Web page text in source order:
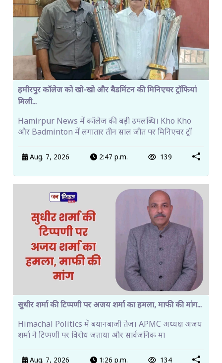
हमीरपुर कॉलेज को खो-खो और बैडमिंटन की मिनिएचर ट्रॉफियां
मिली...
Hamirpur News में कॉलेज की बड़ी उपलब्धि। Kho Kho
और Badminton में लगातार तीन साल जीत पर मिनिएचर ट्रॉ
Aug. 7, 2026 2:47 p.m. 139
सुधीर शर्मा की टिप्पणी पर अजय शर्मा का हमला, माफी की मांग...
Himachal Politics में बयानबाजी तेज। APMC अध्यक्ष अजय
शर्मा ने टिप्पणी पर विरोध जताया और सार्वजनिक मा
Aug. 7, 2026 1:26 p.m. 134